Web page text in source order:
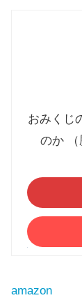
おみくじ
のか
amazon